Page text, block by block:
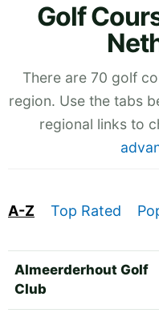
Golf
There are 70 golf
region. Use the tabs
regional links to
A-Z Top Rated
Almeerderhout Golf
Club